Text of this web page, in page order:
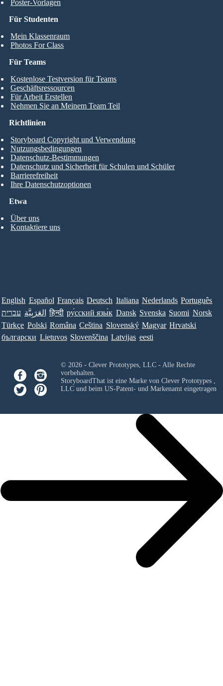
Für Studenten
Mein Klassenraum
Photos For Class
Poster-Vorlagen
Für Teams
Kostenlose Testversion für Teams
Geschäftsressourcen
Für Arbeit Erstellen
Nehmen Sie an Meinem Team Teil
Etwa
Über uns
Kontaktiere uns
Richtlinien
Storyboard Copyright und Verwendung
Nutzungsbedingungen
Datenschutz-Bestimmungen
Datenschutz und Sicherheit für Schulen und Schüler
Barrierefreiheit
Ihre Datenschutzoptionen
English Español Français Deutsch Italiana Nederlands Português
עברית العَرَبِيَّة हिन्दी ру́сский язы́к Dansk Svenska Suomi Norsk
Türkçe Polski Româna Ceština Slovenský Magyar Hrvatski
български Lietuvos Slovenščina Latvijas eesti
© 2026 - Clever Prototypes, LLC - Alle Rechte
vorbehalten.
StoryboardThat ist eine Marke von Clever Prototypes ,
LLCund beim US-Patent- und Markenamt eingetragen